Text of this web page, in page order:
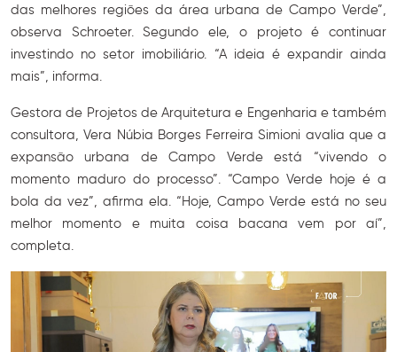
das melhores regiões da área urbana de Campo Verde”,
observa Schroeter. Segundo ele, o projeto é continuar
investindo no setor imobiliário. “A ideia é expandir ainda
mais”, informa.
Gestora de Projetos de Arquitetura e Engenharia e também
consultora, Vera Núbia Borges Ferreira Simioni avalia que a
expansão urbana de Campo Verde está “vivendo o
momento maduro do processo”. “Campo Verde hoje é a
bola da vez”, afirma ela. “Hoje, Campo Verde está no seu
melhor momento e muita coisa bacana vem por aí”,
completa.